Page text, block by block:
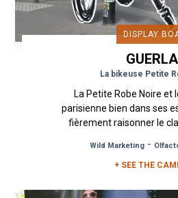
DISPLAY
La bikeuse Petite
La Petite Robe Noire et
parisienne bien dans ses
fièrement raisonner le
Wild Marketing -
+ SEE THE